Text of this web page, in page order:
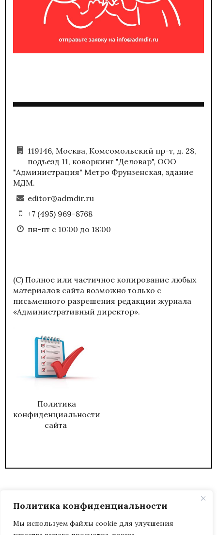
Политика конфиденциальности
Мы используем файлы cookie для улучшения
119146, Москва, Комсомольский пр-т, д. 28,
подъезд 11, коворкинг "Деловар", ООО
"Администрация" Метро Фрунзенская, здание
МДМ.
editor@admdir.ru
+7 (495) 969-8768
пн-пт с 10:00 до 18:00
(С) Полное или частичное копирование любых
материалов сайта возможно только с
письменного разрешения редакции журнала
«Административный директор».
Политика
конфиденциальности
сайта